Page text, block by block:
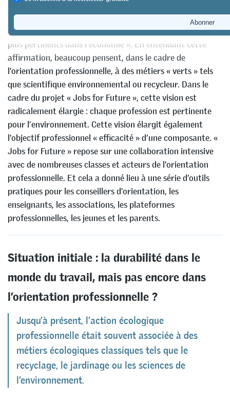
« Les thèmes environnementaux deviennent de plus en
plus pertinents dans l’économie ». En entendant cette
affirmation, beaucoup pensent, dans le cadre de
l’orientation professionnelle, à des métiers « verts » tels
que scientifique environnemental ou recycleur. Dans le
cadre du projet « Jobs for Future », cette vision est
radicalement élargie : chaque profession est pertinente
pour l’environnement. Cette vision élargit également
l’objectif professionnel « efficacité » d’une composante. «
Jobs for Future » repose sur une collaboration intensive
avec de nombreuses classes et acteurs de l’orientation
professionnelle. Et cela a donné lieu à une série d’outils
pratiques pour les conseillers d’orientation, les
enseignants, les associations, les plateformes
professionnelles, les jeunes et les parents.
Situation initiale : la durabilité dans le
monde du travail, mais pas encore dans
l’orientation professionnelle ?
Jusqu’à présent, l’action écologique
professionnelle était souvent associée à des
métiers écologiques classiques tels que le
recyclage, le jardinage ou les sciences de
l’environnement.